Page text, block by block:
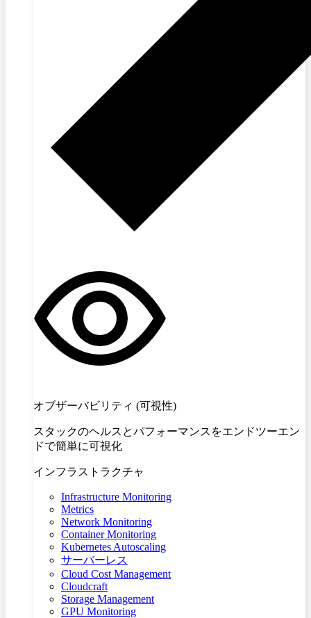
オブザーバビリティ (可視性)
スタックのヘルスとパフォーマンスをエンドツーエン
ドで簡単に可視化
インフラストラクチャ
Infrastructure Monitoring
Metrics
Network Monitoring
Container Monitoring
Kubernetes Autoscaling
サーバーレス
Cloud Cost Management
Cloudcraft
Storage Management
GPU Monitoring